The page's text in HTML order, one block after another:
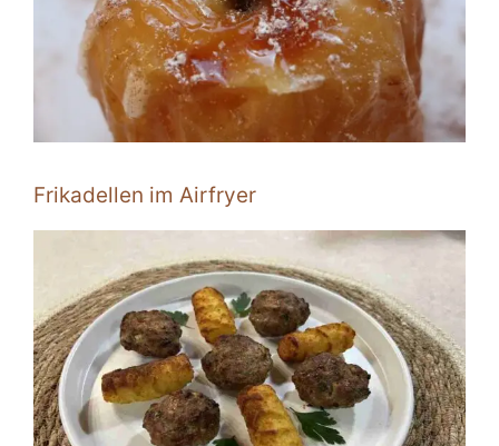
Frikadellen im Airfryer